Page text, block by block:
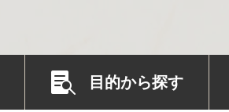
目的から探す